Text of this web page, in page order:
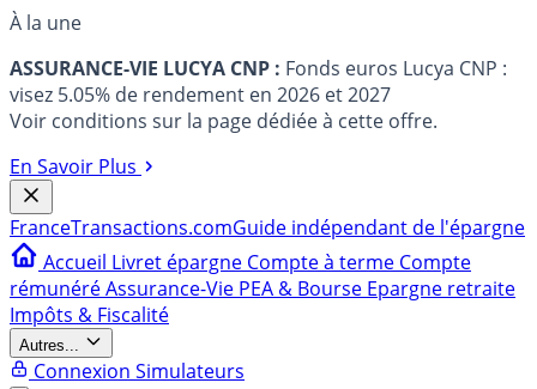
À la une
ASSURANCE-VIE LUCYA CNP : Fonds euros Lucya CNP :
visez 5.05% de rendement en 2026 et 2027
Voir conditions sur la page dédiée à cette offre.
En Savoir Plus
FranceTransactions.comGuide indépendant de l'épargne
Accueil Livret épargne Compte à terme Compte
rémunéréAssurance-Vie PEA & Bourse Epargne retraite
Impôts & Fiscalité
Autres...
Connexion Simulateurs